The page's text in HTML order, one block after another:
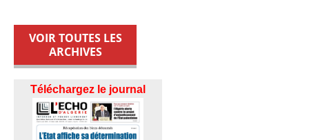
VOIR TOUTES LES
ARCHIVES